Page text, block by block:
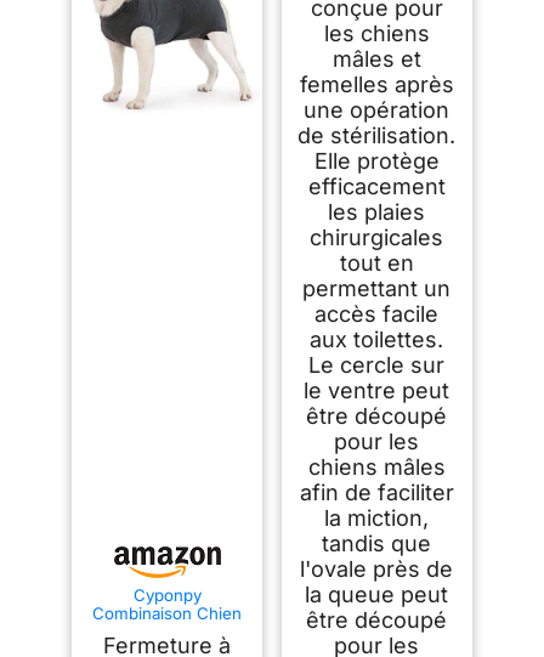
Cyponpy
Combinaison Chien
éclair Body Chien
Fermeture à
Sterilisation
Recuperation
Chienne
conçue pour
les chiens
mâles et
femelles après
une opération
de stérilisation.
Elle protège
efficacement
les plaies
chirurgicales
tout en
permettant un
accès facile
aux toilettes.
Le cercle sur
le ventre peut
être découpé
pour les
chiens mâles
afin de faciliter
la miction,
tandis que
l'ovale près de
la queue peut
être découpé
pour les